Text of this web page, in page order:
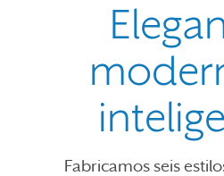
Fabricamos seis